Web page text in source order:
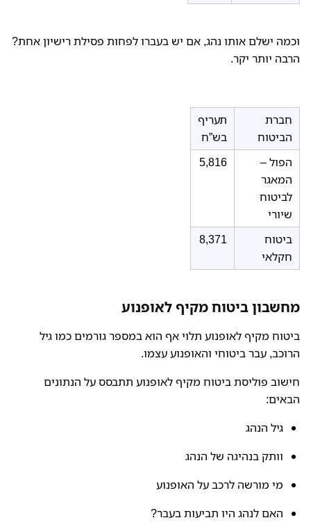
וכמה ישלם אותו נהג, אם יש בעברו לפחות פסילת רישיון אחת?
הרבה יותר יקר.
תעריף
בש”ח
חברת
הביטוח
5,816
הפול –
המאגר
לביטוח
שיורי
8,371
ביטוח
חקלאי
מחשבון ביטוח מקיף לאופנוע
ביטוח מקיף לאופנוע תלוי אף הוא במספר גורמים כמו גיל
הרוכב, עבר ביטוחי והאופנוע עצמו.
חישוב פוליסת ביטוח מקיף לאופנוע תתבסס על הנתונים
הבאים:
גיל הנהג
וותק בנהיגה של הנהג
מי מורשה לרכב על האופנוע
האם לנהג היו תביעות בעבר?